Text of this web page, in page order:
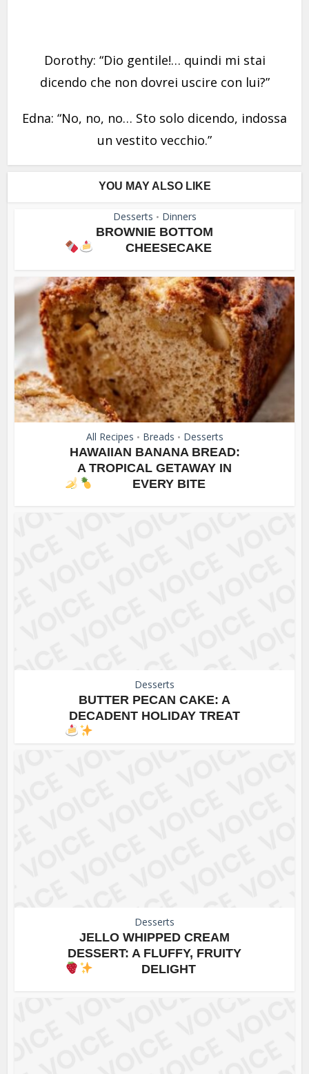
Dorothy: “Dio gentile!… quindi mi stai
dicendo che non dovrei uscire con lui?”
Edna: “No, no, no… Sto solo dicendo, indossa
un vestito vecchio.”
YOU MAY ALSO LIKE
Desserts • Dinners
BROWNIE BOTTOM
CHEESECAKE
All Recipes • Breads • Desserts
HAWAIIAN BANANA BREAD:
A TROPICAL GETAWAY IN
EVERY BITE
Desserts
BUTTER PECAN CAKE: A
DECADENT HOLIDAY TREAT
Desserts
JELLO WHIPPED CREAM
DESSERT: A FLUFFY, FRUITY
DELIGHT